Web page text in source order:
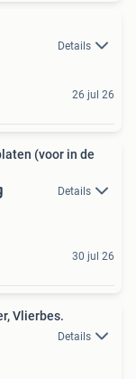
Details
26 jul 26
(voor in de
Details
30 jul 26
Vlierbes.
Details